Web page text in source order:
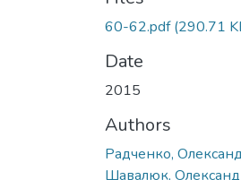
60-62.pdf(290.71
Date
2015
Authors
Радченко,
Шавалюк,